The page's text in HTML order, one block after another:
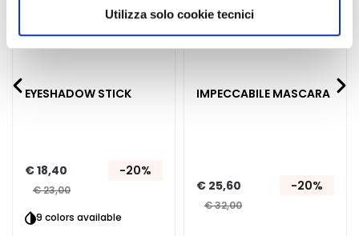
scegliere, in modo più granulare, quali cookie
Utilizza solo cookie tecnici
r
s
z
c
h
EYESHADOW STICK
€ 18,40
€ 23,00
-20%
9 colors available
IMPECCABILE MASCARA
€ 25,60
€ 32,00
-20%